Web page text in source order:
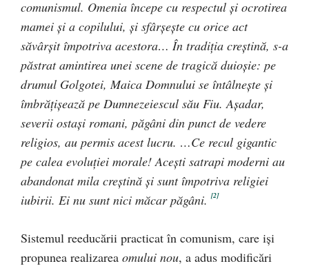
comunismul. Omenia începe cu respectul şi ocrotirea
mamei şi a copilului, şi sfârşeşte cu orice act
săvârşit împotriva acestora… În tradiţia creştină, s-a
păstrat amintirea unei scene de tragică duioşie: pe
drumul Golgotei, Maica Domnului se întâlneşte şi
îmbrăţişează pe Dumnezeiescul său Fiu. Aşadar,
severii ostaşi romani, păgâni din punct de vedere
religios, au permis acest lucru. …Ce recul gigantic
pe calea evoluţiei morale! Aceşti satrapi moderni au
abandonat mila creştină şi sunt împotriva religiei
iubirii. Ei nu sunt nici măcar păgâni.[2]
Sistemul reeducării practicat în comunism, care işi
propunea realizarea omului nou, a adus modificări